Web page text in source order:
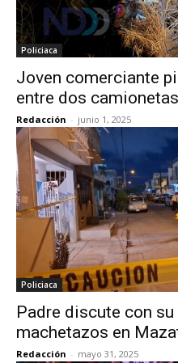
Policiaca
Joven comerciante
entre dos camionetas
Redacción - junio 1, 2025
Policiaca
Padre discute con
machetazos en
Redacción - mayo 31, 2025